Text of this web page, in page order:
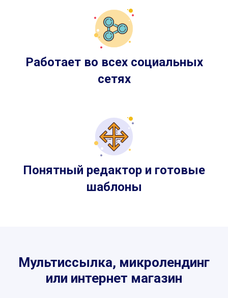
Работает во всех социальных
сетях
Понятный редактор и готовые
шаблоны
Мультиссылка, микролендинг
или интернет магазин